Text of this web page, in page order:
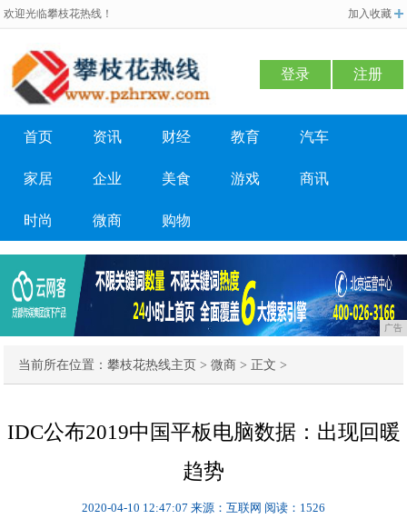
欢迎光临攀枝花热线！ 加入收藏
登录 注册
首页 资讯 财经 教育 汽车
家居 企业 美食 游戏 商讯
时尚 微商 购物
广告
当前所在位置：攀枝花热线主页 >微商 > 正文 >
IDC公布2019中国平板电脑数据：出现回暖
趋势
2020-04-10 12:47:07 来源：互联网 阅读：1526